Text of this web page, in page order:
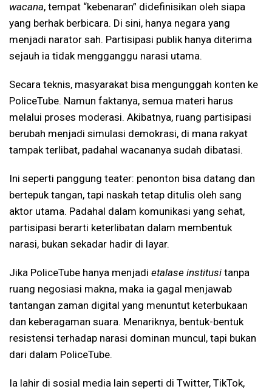
wacana, tempat “kebenaran” didefinisikan oleh siapa
yang berhak berbicara. Di sini, hanya negara yang
menjadi narator sah. Partisipasi publik hanya diterima
sejauh ia tidak mengganggu narasi utama.
Secara teknis, masyarakat bisa mengunggah konten ke
PoliceTube. Namun faktanya, semua materi harus
melalui proses moderasi. Akibatnya, ruang partisipasi
berubah menjadi simulasi demokrasi, di mana rakyat
tampak terlibat, padahal wacananya sudah dibatasi.
Ini seperti panggung teater: penonton bisa datang dan
bertepuk tangan, tapi naskah tetap ditulis oleh sang
aktor utama. Padahal dalam komunikasi yang sehat,
partisipasi berarti keterlibatan dalam membentuk
narasi, bukan sekadar hadir di layar.
Jika PoliceTube hanya menjadi etalase institusi tanpa
ruang negosiasi makna, maka ia gagal menjawab
tantangan zaman digital yang menuntut keterbukaan
dan keberagaman suara. Menariknya, bentuk-bentuk
resistensi terhadap narasi dominan muncul, tapi bukan
dari dalam PoliceTube.
Ia lahir di sosial media lain seperti di Twitter, TikTok,